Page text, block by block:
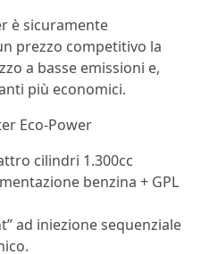
è sicuramente
prezzo competitivo la
a basse emissioni e,
più economici.
Eco-Power
cilindri 1.300cc
benzina + GPL
ad iniezione sequenziale